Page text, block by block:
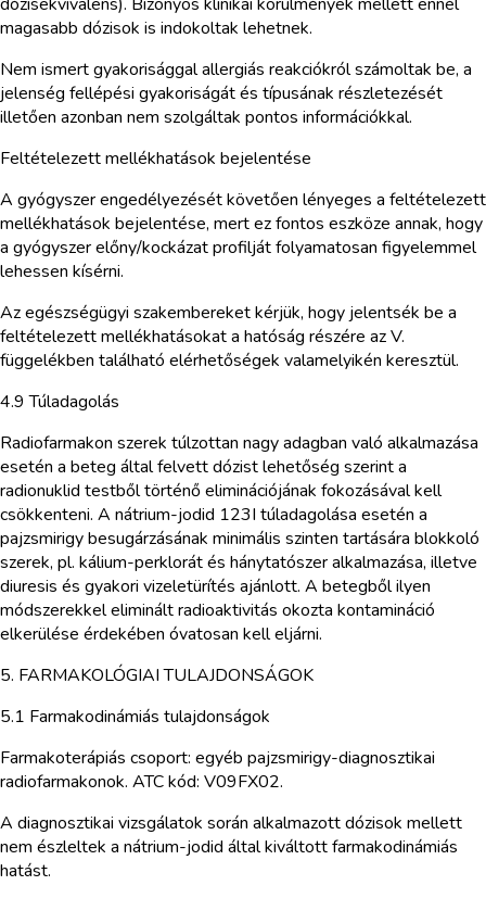
magasabb dózisok is indokoltak lehetnek.
Nem ismert gyakorisággal allergiás reakciókról számoltak be, a
jelenség fellépési gyakoriságát és típusának részletezését
illetően azonban nem szolgáltak pontos információkkal.
Feltételezett mellékhatások bejelentése
A gyógyszer engedélyezését követően lényeges a feltételezett
mellékhatások bejelentése, mert ez fontos eszköze annak, hogy
a gyógyszer előny/kockázat profilját folyamatosan figyelemmel
lehessen kísérni.
Az egészségügyi szakembereket kérjük, hogy jelentsék be a
feltételezett mellékhatásokat a hatóság részére az V.
függelékben található elérhetőségek valamelyikén keresztül.
4.9 Túladagolás
Radiofarmakon szerek túlzottan nagy adagban való alkalmazása
esetén a beteg által felvett dózist lehetőség szerint a
radionuklid testből történő eliminációjának fokozásával kell
csökkenteni. A nátrium-jodid 123I túladagolása esetén a
pajzsmirigy besugárzásának minimális szinten tartására blokkoló
szerek, pl. kálium-perklorát és hánytatószer alkalmazása, illetve
diuresis és gyakori vizeletürítés ajánlott. A betegből ilyen
módszerekkel eliminált radioaktivitás okozta kontamináció
elkerülése érdekében óvatosan kell eljárni.
5. FARMAKOLÓGIAI TULAJDONSÁGOK
5.1 Farmakodinámiás tulajdonságok
Farmakoterápiás csoport: egyéb pajzsmirigy-diagnosztikai
radiofarmakonok. ATC kód: V09FX02.
A diagnosztikai vizsgálatok során alkalmazott dózisok mellett
nem észleltek a nátrium-jodid által kiváltott farmakodinámiás
hatást.